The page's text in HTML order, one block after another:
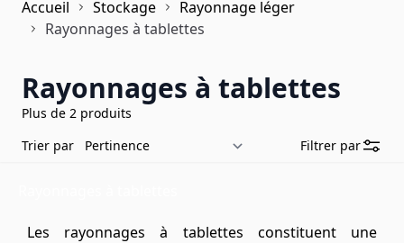
Accueil Stockage
Rayonnage léger
Rayonnages à tablettes
Rayonnages à tablettes
Plus de 2 produits
Trier par
Filtrer par
Les rayonnages à tablettes constituent une